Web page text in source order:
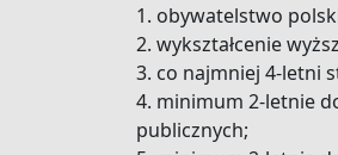
obywatelstwo
wykształcenie
co najmniej 4-letni
minimum 2-letnie
publicznych;